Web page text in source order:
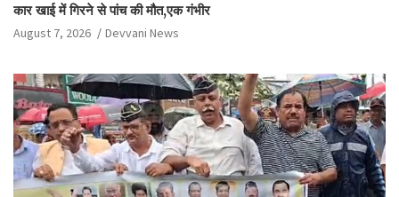
कार खाई में गिरने से पांच की मौत,एक गंभीर
August 7, 2026 Devvani News